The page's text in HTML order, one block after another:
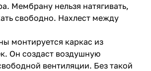
Мембрану нельзя натягивать,
свободно. Нахлест между
монтируется каркас из
Он создаст воздушную
вентиляции. Без такой